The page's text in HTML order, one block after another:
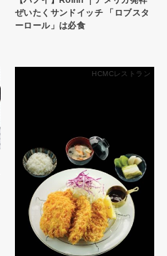
ぜいたくサンドイッチ 「ロブスタ
ーロール」は必食
HCMCレストラン